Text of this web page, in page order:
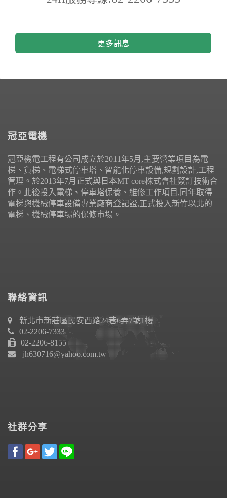
更多訊息
冠亞電機
冠亞機電工程有公司成立於2011年5月,主要營業項目為電
梯、貨梯、電梯式停車塔、智能化停車設備,規劃設計,工程
管理。於2013年7月正式與日本MT core株式會社簽訂技術合
作。此後投入電梯、停車塔保養、維修工作項目,同年取得
電梯與機械停車設備專業廠商登記證,正式投入新竹以北的
電梯、機械停車場的保修市場。
聯絡資訊
新北市新莊區民安西路24巷6弄7號1樓
02-2206-7333
02-2206-8155
jh630716@yahoo.com.tw
社群分享